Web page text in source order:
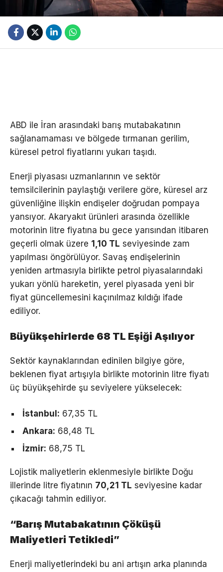
ABD ile İran arasındaki barış mutabakatının
sağlanamaması ve bölgede tırmanan gerilim,
küresel petrol fiyatlarını yukarı taşıdı.
Enerji piyasası uzmanlarının ve sektör
temsilcilerinin paylaştığı verilere göre, küresel arz
güvenliğine ilişkin endişeler doğrudan pompaya
yansıyor. Akaryakıt ürünleri arasında özellikle
motorinin litre fiyatına bu gece yarısından itibaren
geçerli olmak üzere 1,10 TL seviyesinde zam
yapılması öngörülüyor. Savaş endişelerinin
yeniden artmasıyla birlikte petrol piyasalarındaki
yukarı yönlü hareketin, yerel piyasada yeni bir
fiyat güncellemesini kaçınılmaz kıldığı ifade
ediliyor.
Büyükşehirlerde 68 TL Eşiği Aşılıyor
Sektör kaynaklarından edinilen bilgiye göre,
beklenen fiyat artışıyla birlikte motorinin litre fiyatı
üç büyükşehirde şu seviyelere yükselecek:
İstanbul: 67,35 TL
Ankara: 68,48 TL
İzmir: 68,75 TL
Lojistik maliyetlerin eklenmesiyle birlikte Doğu
illerinde litre fiyatının 70,21 TL seviyesine kadar
çıkacağı tahmin ediliyor.
“Barış Mutabakatının Çöküşü
Maliyetleri Tetikledi”
Enerji maliyetlerindeki bu ani artışın arka planında